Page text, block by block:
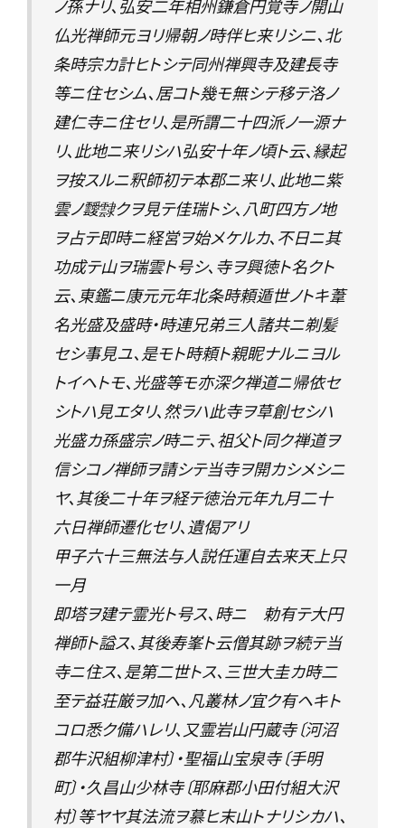
ノ孫ナリ、弘安二年相州鎌倉円覚寺ノ開山
仏光禅師元ヨリ帰朝ノ時伴ヒ来リシニ、北
条時宗カ計ヒトシテ同州禅興寺及建長寺
等ニ住セシム、居コト幾モ無シテ移テ洛ノ
建仁寺ニ住セリ、是所謂二十四派ノ一源ナ
リ、此地ニ来リシハ弘安十年ノ頃ト云、縁起
ヲ按スルニ釈師初テ本郡ニ来リ、此地ニ紫
雲ノ靉霴クヲ見テ佳瑞トシ、八町四方ノ地
ヲ占テ即時ニ経営ヲ始メケルカ、不日ニ其
功成テ山ヲ瑞雲ト号シ、寺ヲ興徳ト名クト
云、東鑑ニ康元元年北条時頼遁世ノトキ葦
名光盛及盛時・時連兄弟三人諸共ニ剃髪
セシ事見ユ、是モト時頼ト親眤ナルニヨル
トイヘトモ、光盛等モ亦深ク禅道ニ帰依セ
シトハ見エタリ、然ラハ此寺ヲ草創セシハ
光盛カ孫盛宗ノ時ニテ、祖父ト同ク禅道ヲ
信シコノ禅師ヲ請シテ当寺ヲ開カシメシニ
ヤ、其後二十年ヲ経テ徳治元年九月二十
六日禅師遷化セリ、遺偈アリ
甲子六十三無法与人説任運自去来天上只
一月
即塔ヲ建テ霊光ト号ス、時ニ 勅有テ大円
禅師ト謚ス、其後寿峯ト云僧其跡ヲ続テ当
寺ニ住ス、是第二世トス、三世大圭カ時二
至テ益荘厳ヲ加ヘ、凡叢林ノ宜ク有ヘキト
コロ悉ク備ハレリ、又霊岩山円蔵寺〔河沼
郡牛沢組柳津村〕・聖福山宝泉寺〔手明
町〕・久昌山少林寺〔耶麻郡小田付組大沢
村〕等ヤヤ其法流ヲ慕ヒ末山トナリシカハ、